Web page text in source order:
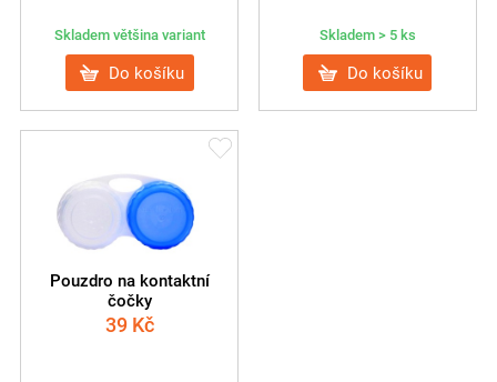
Skladem většina variant
Do košíku
Skladem > 5 ks
Do košíku
Pouzdro na kontaktní
čočky
39Kč